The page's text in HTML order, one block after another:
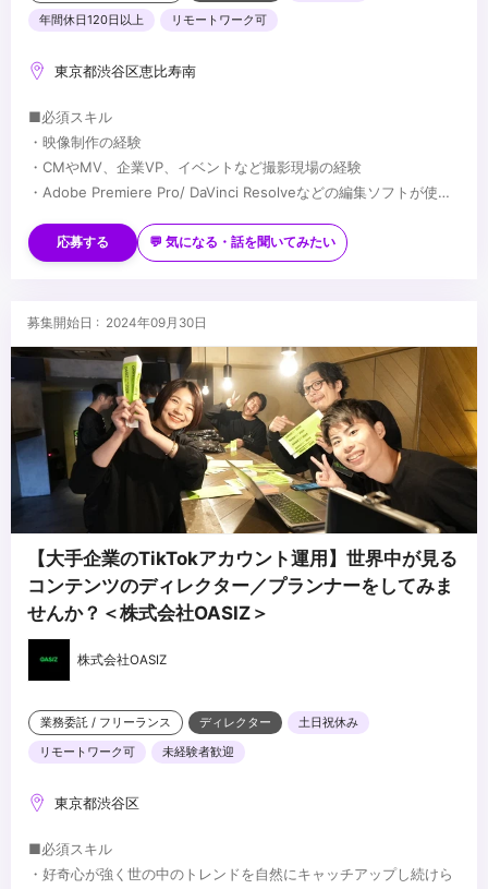
年間休日120日以上
リモートワーク可
東京都渋谷区恵比寿南
■必須スキル
・映像制作の経験
・CMやMV、企業VP、イベントなど撮影現場の経験
・Adobe Premiere Pro/ DaVinci Resolveなどの編集ソフトが使用
・パワーポイント、エクセルなどの事務ソフトが使用できる
・Adobe Illustlator,Photoshopなどのデザインソフトが使用できる
・VR/AR/XRへの興味関心
・企画提案が得意・好きな方
...
応募する 💬 気になる・話を聞いてみたい
募集開始日 : 2024年09月30日
【大手企業のTikTokアカウント運用】世界中が見る
コンテンツのディレクター／プランナーをしてみま
せんか？＜株式会社OASIZ＞
株式会社OASIZ
業務委託 / フリーランス ディレクター
土日祝休み
リモートワーク可
未経験者歓迎
東京都渋谷区
■必須スキル
・好奇心が強く世の中のトレンドを自然にキャッチアップし続けら